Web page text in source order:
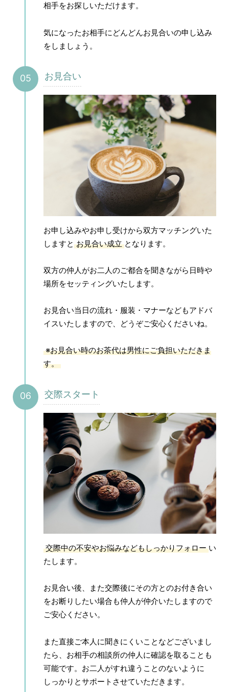
相手をお探しいただけます。
気になったお相手にどんどんお見合いの申し込み
をしましょう。
お見合い
お申し込みやお申し受けから双方マッチングいた
しますとお見合い成立となります。
双方の仲人がお二人のご都合を聞きながら日時や
場所をセッティングいたします。
お見合い当日の流れ・服装・マナーなどもアドバ
イスいたしますので、どうぞご安心くださいね。
※お見合い時のお茶代は男性にご負担いただきま
す。
交際スタート
交際中の不安やお悩みなどもしっかりフォローい
たします。
お見合い後、また交際後にその方とのお付き合い
をお断りしたい場合も仲人が仲介いたしますので
ご安心ください。
また直接ご本人に聞きにくいことなどございまし
たら、お相手の相談所の仲人に確認を取ることも
可能です。お二人がすれ違うことのないように
しっかりとサポートさせていただきます。